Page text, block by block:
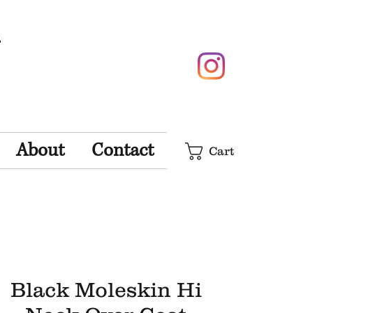
About Contact Cart
Black Moleskin Hi